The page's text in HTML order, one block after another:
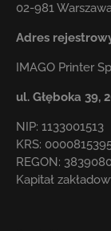
02-981
Adres
IMAGO Printer
ul. Głęboka 39,
NIP: 1133001513
KRS:
REGON:
Kapitał